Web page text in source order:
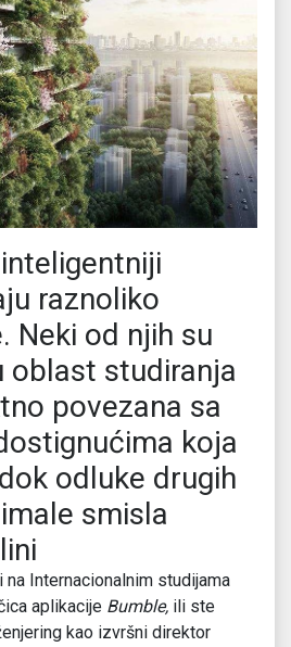
raznoliko
Neki od njih su
oblast studiranja
povezana sa
koja
odluke drugih
smisla
Internacionalnim studijama
aplikacije Bumble, ili ste
kao izvršni direktor